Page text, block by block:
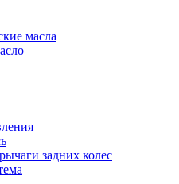
масла
задних колес